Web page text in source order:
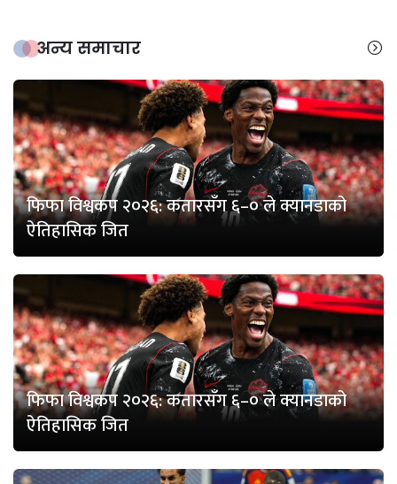
अन्य समाचार
फिफा विश्वकप २०२६: कतारसँग ६–० ले क्यानडाको
ऐतिहासिक जित
फिफा विश्वकप २०२६: कतारसँग ६–० ले क्यानडाको
ऐतिहासिक जित